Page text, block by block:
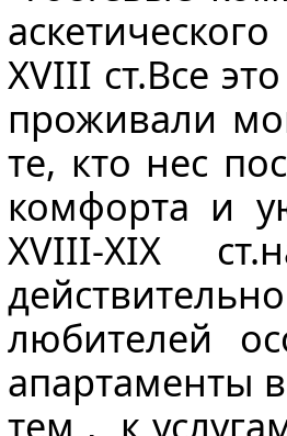
XVIII ст.Все
проживали
те, кто нес
комфорта и
XVIII-ХІХ
любителей
апартаменты
тем , к